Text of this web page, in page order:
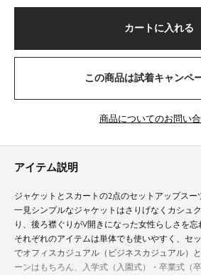
カートに入れる
この商品は試着キャンペ
商品についてのお問い
アイテム説明
ジャケットとスカートの2点のセットアップスー
一見シンプルなジャケットはさりげなくカシュ
り、後ろ襟ぐりがV開きになった女性らしさを忘
それぞれのアイテムは単体でも使いやすく、セ
でオフィスカジュアル（ビジネスカジュアル）
ーンはもちろん、入学式（入園式）・卒業式（